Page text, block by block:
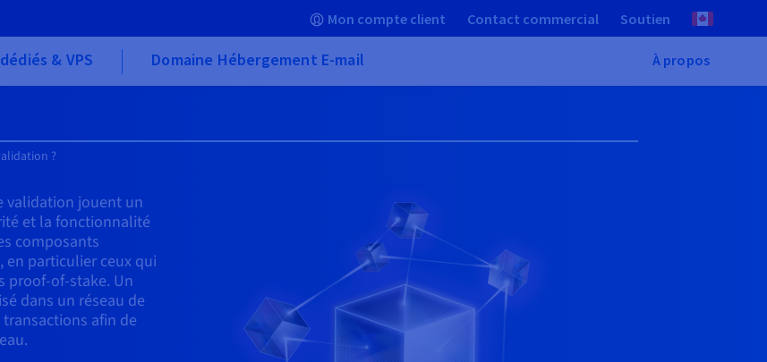
Mon compte client Contact commercial Soutien
& VPS Domaine Hébergement E-mail À propos
?
validation jouent un
et la fonctionnalité
composants
en particulier ceux qui
proof-of-stake. Un
dans un réseau de
afin de